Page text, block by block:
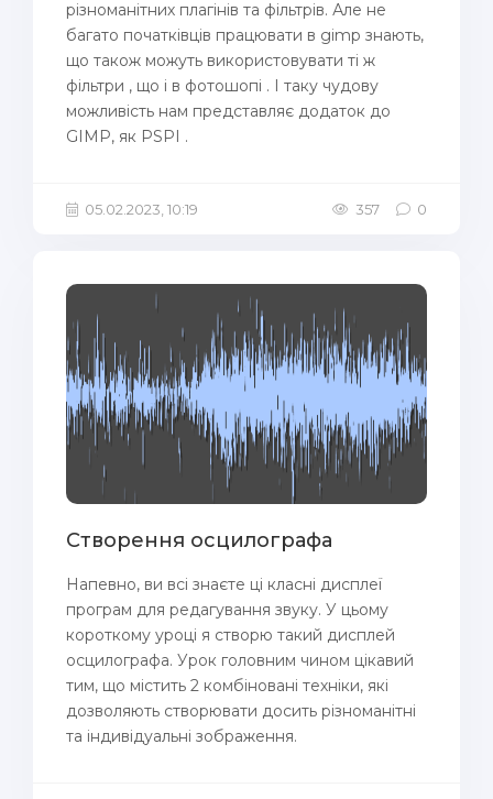
різноманітних плагінів та фільтрів. Але не
багато початківців працювати в gimp знають,
що також можуть використовувати ті ж
фільтри , що і в фотошопі . І таку чудову
можливість нам представляє додаток до
GIMP, як PSPI .
05.02.2023, 10:19 357 0
Створення осцилографа
Напевно, ви всі знаєте ці класні дисплеї
програм для редагування звуку. У цьому
короткому уроці я створю такий дисплей
осцилографа. Урок головним чином цікавий
тим, що містить 2 комбіновані техніки, які
дозволяють створювати досить різноманітні
та індивідуальні зображення.